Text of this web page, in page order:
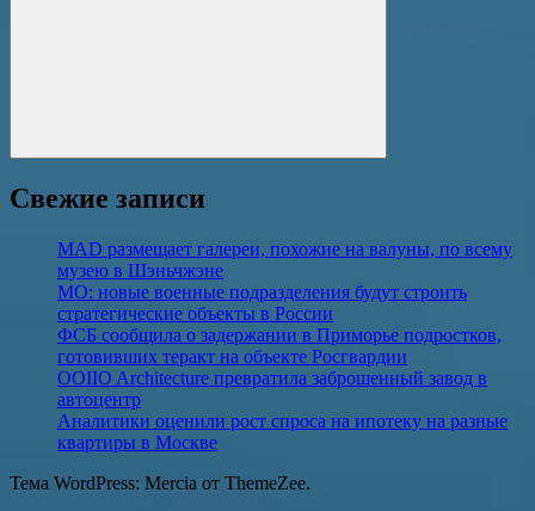
Поиск
Свежие записи
MAD размещает галереи, похожие на валуны, по всему
музею в Шэньчжэне
МО: новые военные подразделения будут строить
стратегические объекты в России
ФСБ сообщила о задержании в Приморье подростков,
готовивших теракт на объекте Росгвардии
OOIIO Architecture превратила заброшенный завод в
автоцентр
Аналитики оценили рост спроса на ипотеку на разные
квартиры в Москве
Тема WordPress: Mercia от ThemeZee.